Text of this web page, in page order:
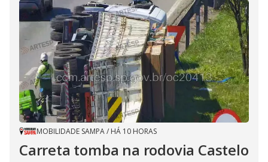
MOBILIDADE SAMPA/ HÁ 10 HORAS
Carreta tomba na rodovia Castelo